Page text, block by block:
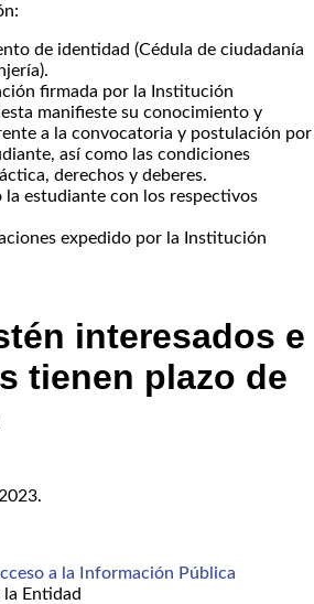
de identidad (Cédula de ciudadanía
firmada por la Institución
manifieste su conocimiento y
a la convocatoria y postulación por
así como las condiciones
derechos y deberes.
la estudiante con los respectivos
expedido por la Institución
interesados e
tienen plazo de
a la Información Pública
Entidad